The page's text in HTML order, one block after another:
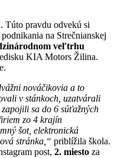
Túto pravdu odvekú si
na Strečnianskej
veľtrhu
KIA Motors Žilina.
nováčikovia a to
v stánkoch, uzatvárali
sa do 6 súťažných
zo 4 krajín
šot, elektronická
stránka,“ priblížila škola.
post, 2. miesto za